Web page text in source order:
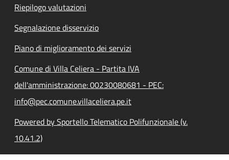
Riepilogo valutazioni
Segnalazione disservizio
Piano di miglioramento dei servizi
Comune di Villa Celiera - Partita IVA
dell'amministrazione: 00230080681 - PEC:
info@pec.comune.villaceliera.pe.it
Powered by Sportello Telematico Polifunzionale (v.
10.41.2)